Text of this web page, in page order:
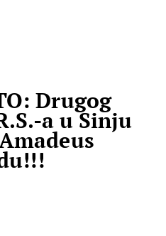
Drugog
a u Sinju